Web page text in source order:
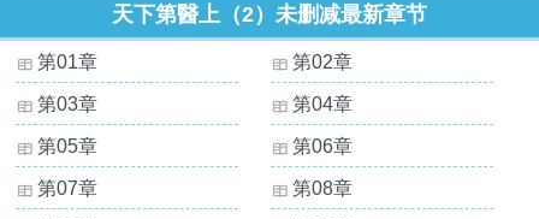
天下第醫上（2）未删减最新章节
第01章 第02章
第03章 第04章
第05章 第06章
第07章 第08章